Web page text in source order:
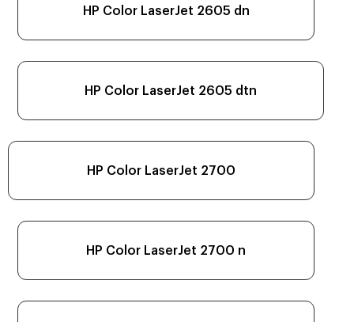
HP Color LaserJet 2605 dn
HP Color LaserJet 2605 dtn
HP Color LaserJet 2700
HP Color LaserJet 2700 n